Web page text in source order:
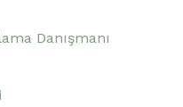
Danışmanı